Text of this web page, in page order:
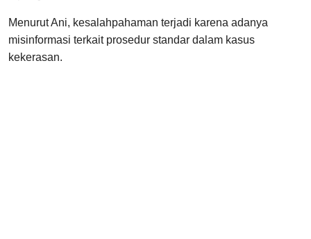
Menurut Ani, kesalahpahaman terjadi karena adanya
misinformasi terkait prosedur standar dalam kasus
kekerasan.